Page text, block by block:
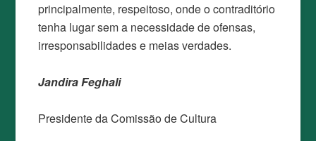
principalmente, respeitoso, onde o contraditório
tenha lugar sem a necessidade de ofensas,
irresponsabilidades e meias verdades.
Jandira Feghali
Presidente da Comissão de Cultura